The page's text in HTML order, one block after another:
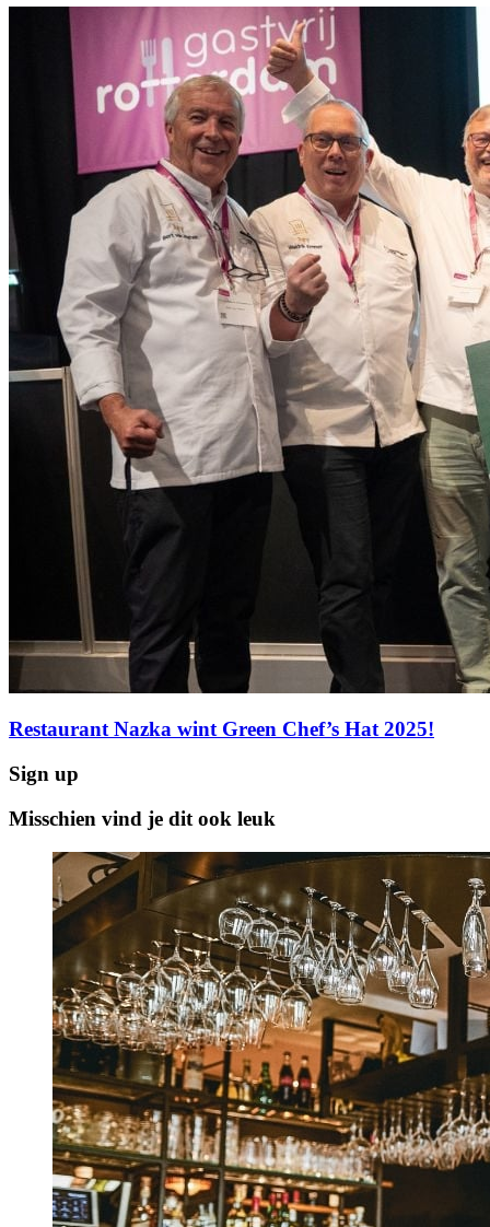
Restaurant Nazka wint Green Chef’s Hat 2025!
Sign up
Misschien vind je dit ook leuk